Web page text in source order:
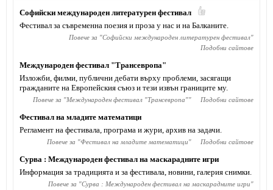
Софийски международен литературен фестивал
Фестивал за съвременна поезия и проза у нас и на Балканите.
Повече за "Софийски международен литературен фестивал"
Подобни сайтове
Международен фестивал "Трансевропа"
Изложби, филми, публични дебати върху проблеми, засягащи
гражданите на Европейския съюз и тези извън границите му.
Повече за "Международен фестивал "Трансевропа"" Подобни сайтове
Фестивал на младите математици
Регламент на фестивала, програма и жури, архив на задачи.
Повече за "Фестивал на младите математици" Подобни сайтове
Сурва : Международен фестивал на маскарадните игри
Информация за традицията и за фестивала, новини, галерия снимки.
Повече за "Сурва : Международен фестивал на маскарадните игри"